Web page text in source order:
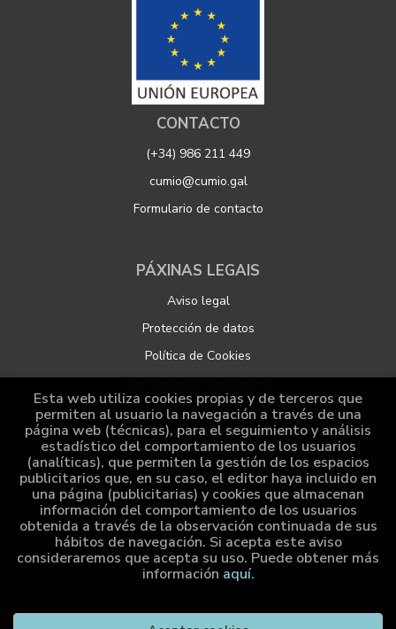
CONTACTO
(+34) 986 211 449
cumio@cumio.gal
Formulario de contacto
PÁXINAS LEGAIS
Aviso legal
Protección de datos
Política de Cookies
ATENCIÓN AO CLIENTE
Quen somos
Pedidos especiais
Distribución
Cumio Editora . Todos os dereitos reservados |
Esta web utiliza cookies propias y de terceros que
permiten al usuario la navegación a través de una
página web (técnicas), para el seguimiento y análisis
estadístico del comportamiento de los usuarios
(analíticas), que permiten la gestión de los espacios
publicitarios que, en su caso, el editor haya incluido en
una página (publicitarias) y cookies que almacenan
información del comportamiento de los usuarios
obtenida a través de la observación continuada de sus
hábitos de navegación. Si acepta este aviso
consideraremos que acepta su uso. Puede obtener más
información aquí.